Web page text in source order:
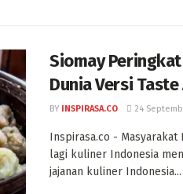
Siomay
Dunia Versi
BY INSPIRASA.CO 24
Inspirasa.co - Masyarakat
lagi kuliner Indonesia
jajanan kuliner Indonesia...